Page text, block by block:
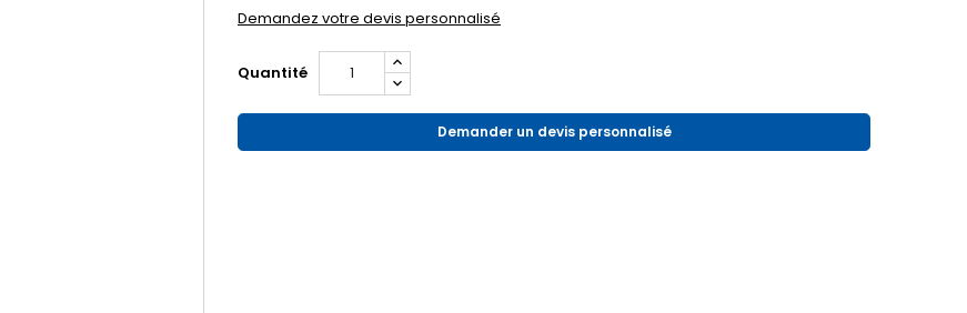
Demandez votre devis personnalisé
Quantité
Demander un devis personnalisé